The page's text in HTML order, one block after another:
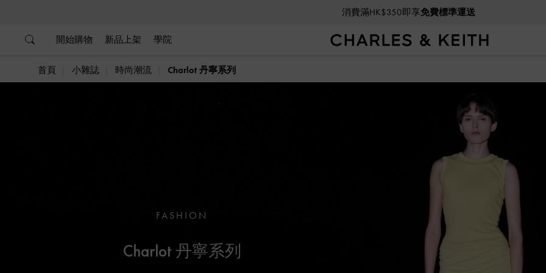
消費滿HK$350即享免費標準運送
開始購物 新品上架 學院
首頁 小雜誌 時尚潮流 Charlot 丹寧系列
FASHION
Charlot 丹寧系列